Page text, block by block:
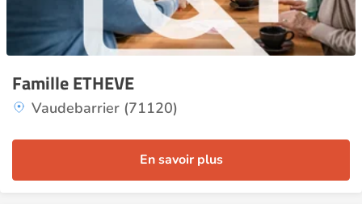
Famille ETHEVE
Vaudebarrier (71120)
En savoir plus